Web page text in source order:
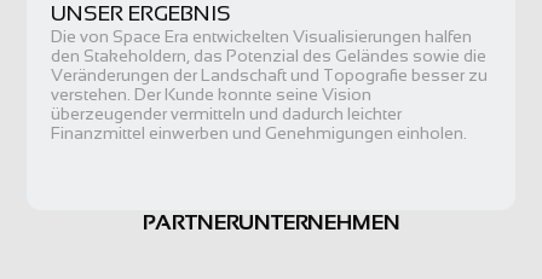
UNSER ERGEBNIS
Die von Space Era entwickelten Visualisierungen halfen
den Stakeholdern, das Potenzial des Geländes sowie die
Veränderungen der Landschaft und Topografie besser zu
verstehen. Der Kunde konnte seine Vision
überzeugender vermitteln und dadurch leichter
Finanzmittel einwerben und Genehmigungen einholen.
PARTNERUNTERNEHMEN